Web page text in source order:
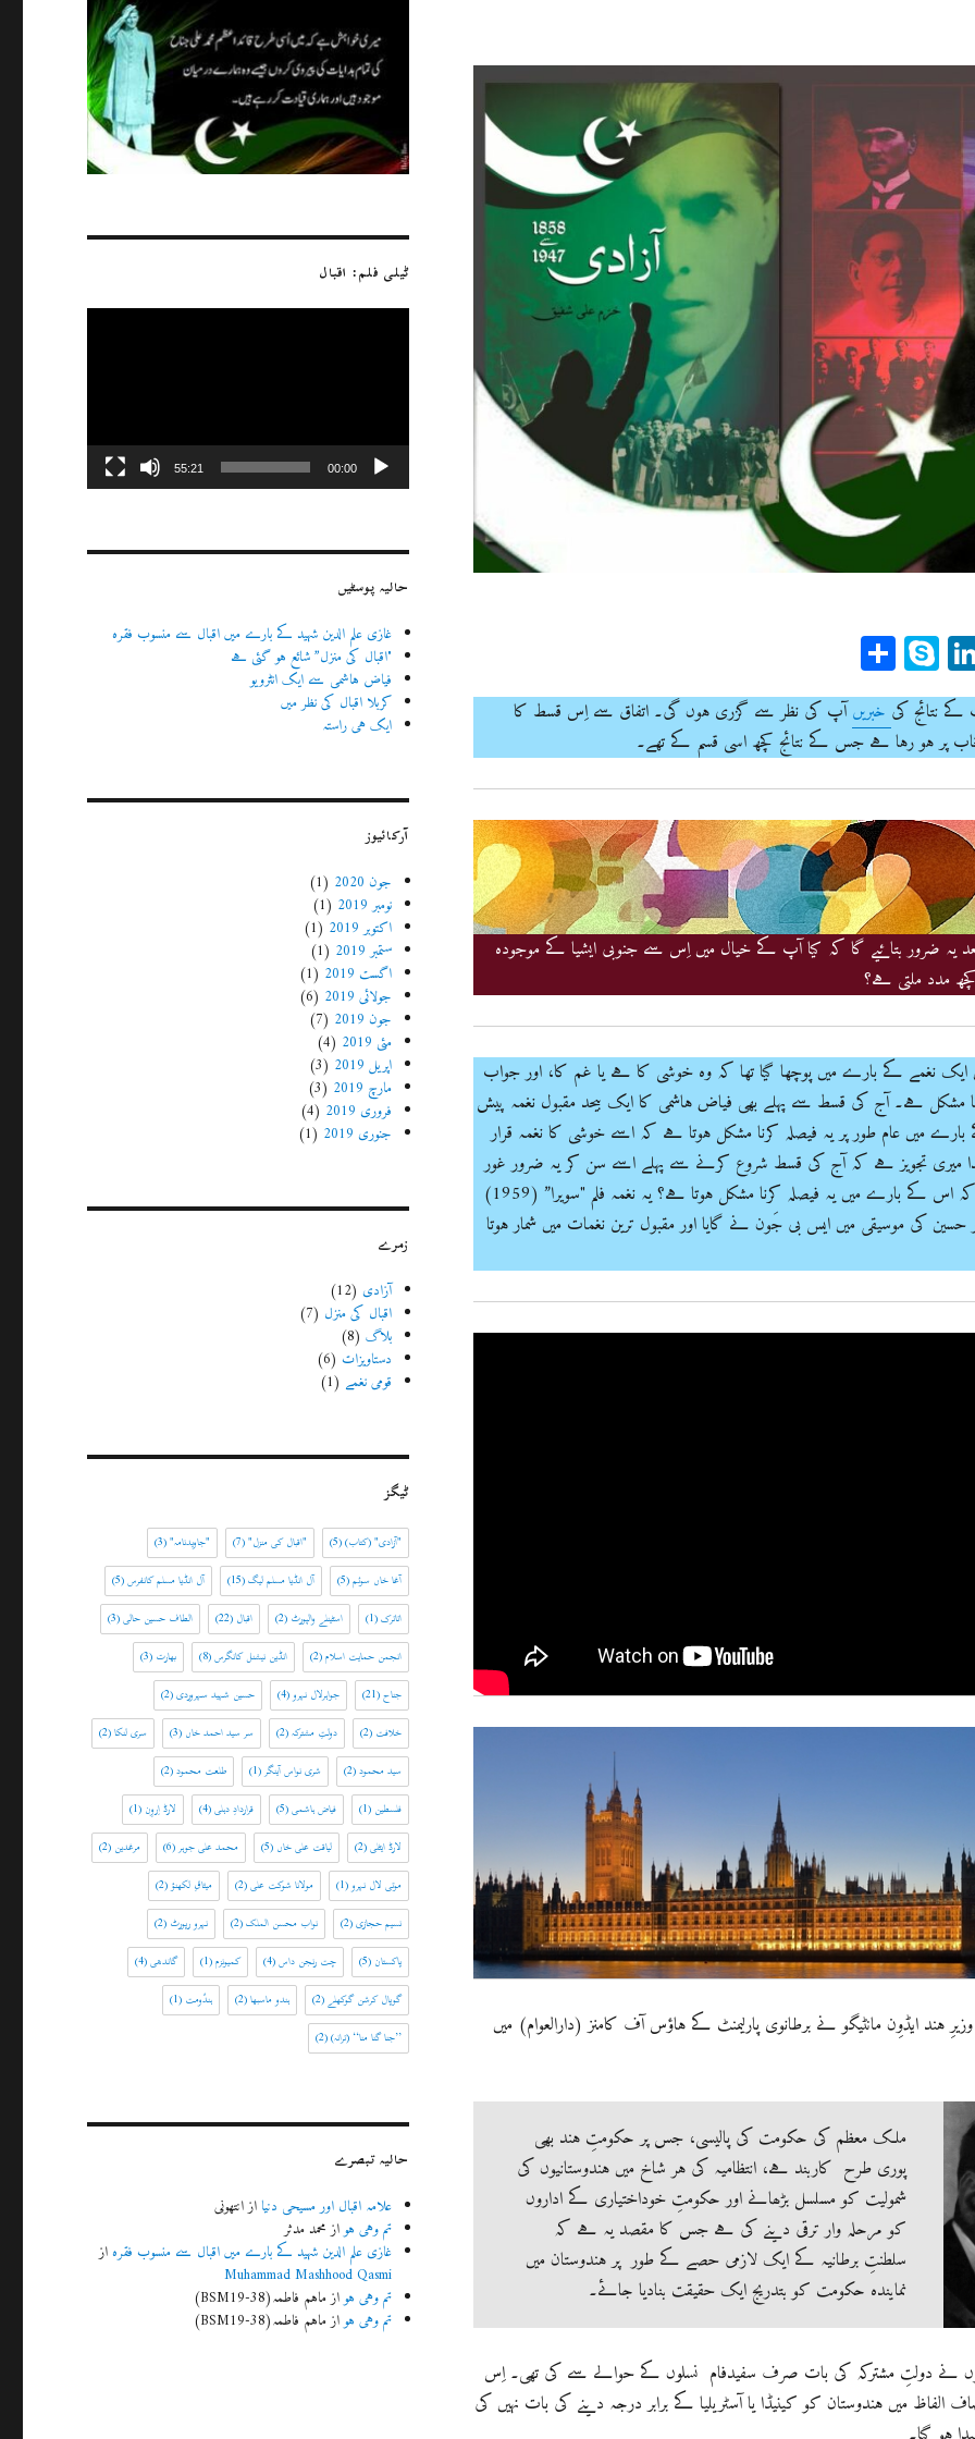
Li
n
ke
dI
n
Sk
yp
e
Sh
ar
e کے نتائج کی خبریںآپ کی نظر سے گزری ہوں گی۔ اتفاق سے اِس قسط کا
پر ہو رہا ہے جس کے نتائج کچھ اسی قسم کے تھے۔
یہ ضرور بتائیے گا کہ کیا آپ کے خیال میں اِس سے جنوبی ایشیا کے موجودہ
مدد ملتی ہے؟
نغمے کے بارے میں پوچھا گیا تھا کہ وہ خوشی کا ہے یا غم کا، اور جواب
مشکل ہے۔ آج کی قسط سے پہلے بھی فیاض ہاشمی کا ایک بیحد مقبول نغمہ پیش
میں عام طور پر یہ فیصلہ کرنا مشکل ہوتا ہے کہ اسے خوشی کا نغمہ قرار
میری تجویز ہے کہ آج کی قسط شروع کرنے سے پہلے اسے سن کر یہ ضرور غور
کیجیے کہ کیا وجہ ہے کہ اس کے بارے میں یہ فیصلہ کرنا مشکل ہوتا ہے؟ یہ نغمہ فلم "سویرا” (1959)
حسین کی موسیقی میں ایس بی جَون نے گایا اور مقبول ترین نغمات میں شمار ہوتا
1917 کو وزیرِ ہند ایڈوِن مانٹیگو نے برطانوی پارلیمنٹ کے ہاؤس آف کامنز (دارالعوام) میں
ملک معظم کی حکومت کی پالیسی، جس پر حکومتِ ہند بھی
پوری طرح کاربند ہے، انتظامیہ کی ہر شاخ میں ہندوستانیوں کی
شمولیت کو مسلسل بڑھانے اور حکومتِ خوداختیاری کے اداروں
کو مرحلہ وار ترقی دینے کی ہے جس کا مقصد یہ ہے کہ
سلطنتِ برطانیہ کے ایک لازمی حصے کے طور پر ہندوستان میں
نمایندہ حکومت کو بتدریج ایک حقیقت بنادیا جائے۔
نے دولتِ مشترکہ کی بات صرف سفیدفام نسلوں کے حوالے سے کی تھی۔ اِس
الفاظ میں ہندوستان کو کینیڈا یا آسٹریلیا کے برابر درجہ دینے کی بات نہیں کی
ٹیلی فلم: اقبال
00:00
55:21
حالیہ پوسٹیں
غازی علم الدین شہید کے بارے میں اقبال سے منسوب فقرہ
"اقبال کی منزل” شائع ہو گئی ہے
فیاض ہاشمی سے ایک انٹرویو
کربلا اقبال کی نظر میں
ایک ہی راستہ
آرکائیوز
جون 2020
(1)
نومبر 2019
(1)
اکتوبر 2019
(1)
ستمبر 2019
(1)
اگست 2019
(1)
جولائی 2019
(6)
جون 2019
(7)
مئی 2019
(4)
اپریل 2019
(3)
مارچ 2019
(3)
فروری 2019
(4)
جنوری 2019
(1)
زمرے
آزادی (12)
اقبال کی منزل (7)
بلاگ (8)
دستاویزات (6)
قومی نغمے (1)
ٹیگز
"آزادی" (کتاب)(5) "اقبال کی منزل"(7) "جاویدنامہ"(3)
آغا خاں سوئم(5) آل انڈیا مسلم لیگ(15) آل انڈیا مسلم کانفرس(5)
اتاترک(1) اسٹینلے والپورٹ(2) اقبال(22) الطاف حسین حالی(3)
انجمن حمایت اسلام(2) انڈین نیشنل کانگرس(8) بھارت(3)
جناح(21) جواہرلال نہرو(4) حسین شہید سہروردی(2)
خلافت(2) دولتِ مشترکہ(2) سر سید احمد خاں(3) سری لنکا(2)
سید محمود(2) شری نواس آینگر(1) طلعت محمود(2)
فلسطین(1) فیاض ہاشمی(5) قراردادِ دہلی(4) لارڈ اِروِن(1)
لارڈ ایٹلی(2) لیاقت علی خاں(5) محمد علی جوہر(6) مرغدین(2)
موتی لال نہرو(1) مولانا شوکت علی(2) میثاقِ لکھنؤ(2)
نسیم حجازی(2) نواب محسن الملک(2) نہرو رپورٹ(2)
پاکستان(5) چت رنجن داس(4) کمیونزم(1) گاندھی(4)
گوپال کرشن گوکھلے(2) ہندو ماسبھا(2) ہندُومت(1)
’’جنا گنا منا‘‘ (ترانہ)(2)
حالیہ تبصرے
علامہ اقبال اور مسیحی دنیاازانتھونی
تم وہی ہوازمحمد مدثر
غازی علم الدین شہید کے بارے میں اقبال سے منسوب فقرہاز
Muhammad Mashhood Qasmi
تم وہی ہوازماہم فاطمہ(BSM19-38)
تم وہی ہوازماہم فاطمہ(BSM19-38)